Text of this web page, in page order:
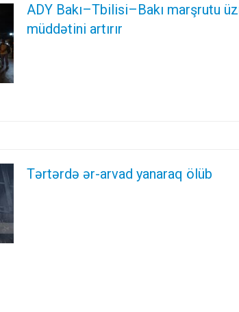
ADY Bakı–Tbilisi–Bakı marşrutu
müddətini artırır
Tərtərdə ər-arvad yanaraq ölüb